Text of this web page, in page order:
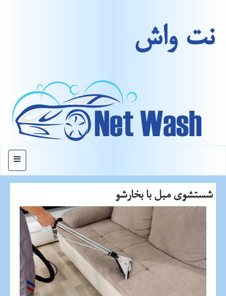
نت واش
منو
شستشوی مبل با بخارشو